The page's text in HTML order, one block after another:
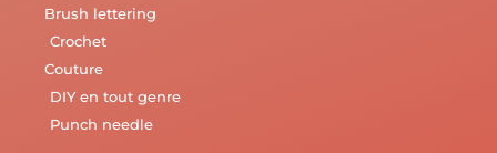
Brush lettering
Crochet
Couture
DIY en tout genre
Punch needle